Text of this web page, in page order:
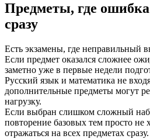
Предметы, где ошибка
сразу
Есть экзамены, где неправильный
Если предмет оказался сложнее
заметно уже в первые недели
Русский язык и математика не
дополнительные предметы могут
нагрузку.
Если выбран слишком сложный
повторение базовых тем просто не
отражаться на всех предметах сразу.